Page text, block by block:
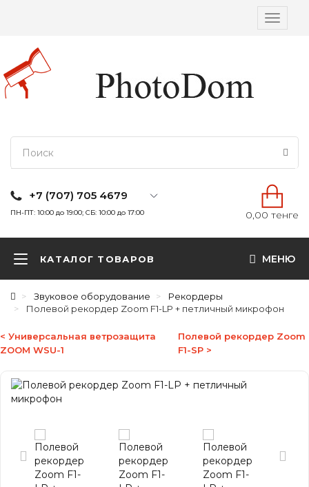
Вкл/
+7 (707) 705 4679
ПН-ПТ: 10:00 до 19:00; СБ: 10:00 до 17:00 0,00 тенге
КАТАЛОГ ТОВАРОВ МЕНЮ
Звуковое оборудование
Рекордеры
Полевой рекордер Zoom F1-LP + петличный микрофон
< Универсальная ветрозащита
ZOOM WSU-1
Полевой рекордер Zoom
F1-SP >